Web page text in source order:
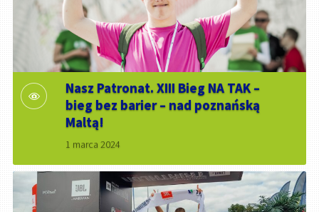
Nasz Patronat. XIII Bieg NA TAK –
bieg bez barier – nad poznańską
Maltą!
1 marca 2024